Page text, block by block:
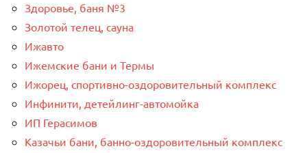
Здоровье, баня №3
Золотой телец, сауна
Ижавто
Ижемские бани и Термы
Ижорец, спортивно-оздоровительный комплекс
Инфинити, детейлинг-автомойка
ИП Герасимов
Казачьи бани, банно-оздоровительный комплекс